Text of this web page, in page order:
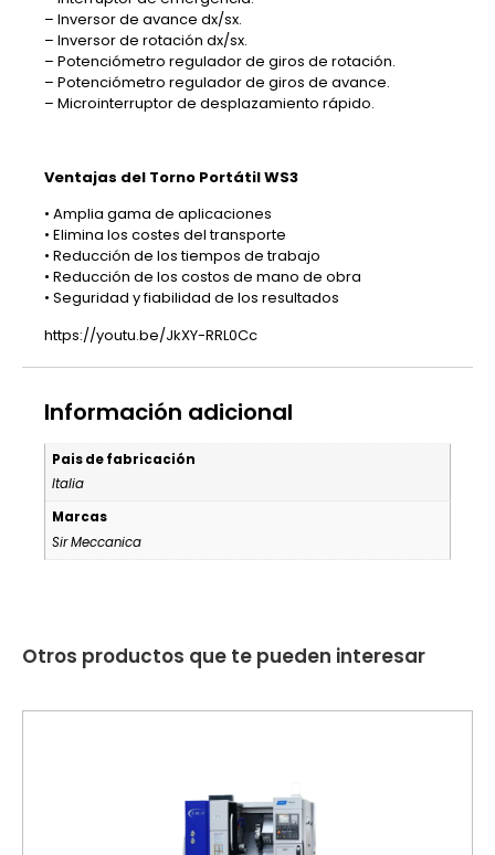
– Inversor de avance dx/sx.
– Inversor de rotación dx/sx.
– Potenciómetro regulador de giros de rotación.
– Potenciómetro regulador de giros de avance.
– Microinterruptor de desplazamiento rápido.
Ventajas del Torno Portátil WS3
• Amplia gama de aplicaciones
• Elimina los costes del transporte
• Reducción de los tiempos de trabajo
• Reducción de los costos de mano de obra
• Seguridad y fiabilidad de los resultados
https://youtu.be/JkXY-RRL0Cc
Información adicional
Pais de fabricación
Italia
Marcas
Sir Meccanica
Otros productos que te pueden interesar